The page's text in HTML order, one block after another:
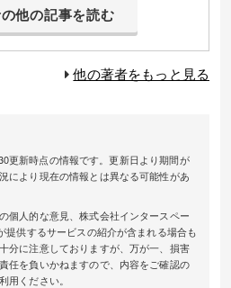
他の記事を読む
他の著者をもっと見る
更新時点の情報です。更新日より期間が
により現在の情報とは異なる可能性があ
個人的な意見、株式会社インタースペー
提供するサービスの紹介が含まれる場合も
分に注意しておりますが、万が一、損害
任を負いかねますので、内容をご確認の
用ください。